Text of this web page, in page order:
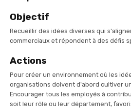
Objectif
Recueillir des idées diverses qui
commerciaux et répondent à des défis
Actions
Pour créer un environnement où les
organisations doivent d'abord cultiver
Encourager tous les employés à
soit leur rôle ou leur département,